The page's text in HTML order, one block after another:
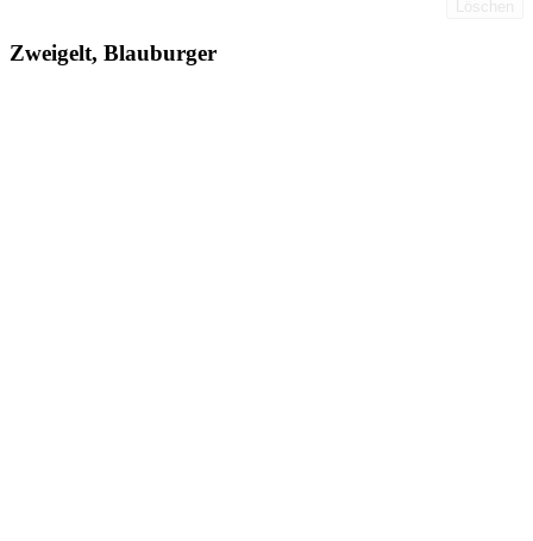
Zweigelt, Blauburger